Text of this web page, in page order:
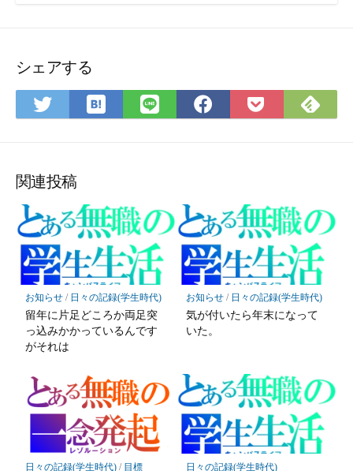
ム
シェアする
Twitter
で
ア
は
て
マ
ー
ク
に
保
存
LINE
で
Facebook
で
Pocket
に
で
関連投稿
お知らせ/ 日々の記録(学生時代)
留年に片足どころか両足突
っ込みかかっているんです
がそれは
お知らせ/ 日々の記録(学生時代)
気が付いたら年末になって
いた。
日々の記録(学生時代)/ 目標 日々の記録(学生時代)